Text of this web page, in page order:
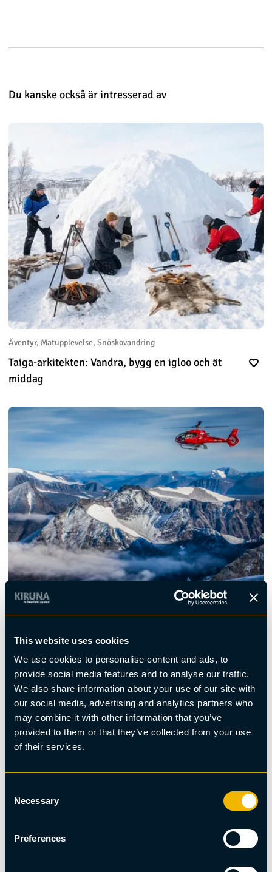
This website uses cookies
We use cookies to personalise content and ads, to
provide social media features and to analyse our traffic.
We also share information about your use of our site with
our social media, advertising and analytics partners who
may combine it with other information that you’ve
provided to them or that they’ve collected from your use
of their services.
Selection
Necessary
Preferences
Du kanske också är intresserad av
Äventyr, Matupplevelse, Snöskovandring
Taiga-arkitekten: Vandra, bygg en igloo och ät
middag
Marcus Westberg
Rundturer med helikopter